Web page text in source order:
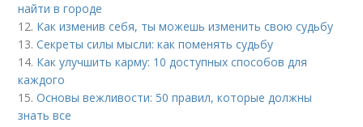
найти в городе
12. Как изменив себя, ты можешь изменить свою судьбу
13.Секреты силы мысли: как поменять судьбу
14. Как улучшить карму: 10 доступных способов для
каждого
15.Основы вежливости: 50 правил, которые должны
знать все